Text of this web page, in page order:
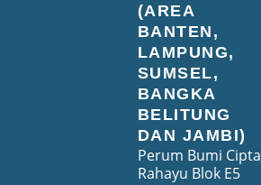
(AREA
BANTEN,
LAMPUNG,
SUMSEL,
BANGKA
BELITUNG
DAN JAMBI)
Perum Bumi Cipta
Rahayu Blok E5